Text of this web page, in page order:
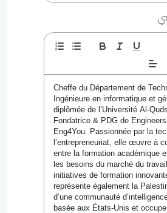
Cheffe du Département de
Ingénieure en informatique et
diplômée de l’Université Al-
Fondatrice & PDG de Engineers
Eng4You. Passionnée par la
l’entrepreneuriat, elle œuvre à
entre la formation académique
les besoins du marché du
initiatives de formation
représente également la
d’une communauté
basée aux États-Unis et